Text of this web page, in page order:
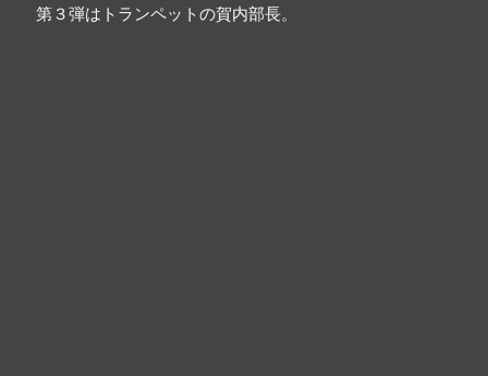
第３弾はトランペットの賀内部長。